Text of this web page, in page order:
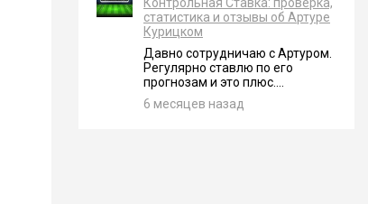
статистика и отзывы об Артуре
Курицком
Давно сотрудничаю с Артуром.
Регулярно ставлю по его
прогнозам и это плюс....
6 месяцев назад